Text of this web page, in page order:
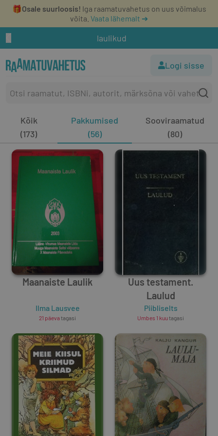
🎁Osale suurloosis! Iga raamatuvahetus on uus võimalus
võita. Vaata lähemalt ➔
laulikud
Logi sisse
Kõik
(173)
Pakkumised
(56)
Sooviraamatud
(80)
Maanaiste Laulik
Ilma Lausvee
21 päevatagasi
Uus testament.
Laulud
Piibliselts
Umbes 1 kuutagasi